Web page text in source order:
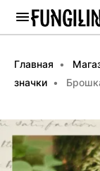
Главная
значки